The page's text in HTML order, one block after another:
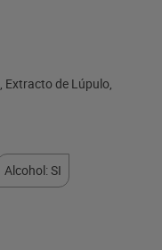
, Extracto de Lúpulo,
Alcohol: SI